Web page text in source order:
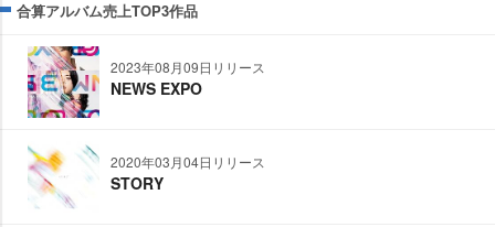
合算アルバム売上TOP3作品
2023年08月09日リリース
NEWS EXPO
2020年03月04日リリース
STORY